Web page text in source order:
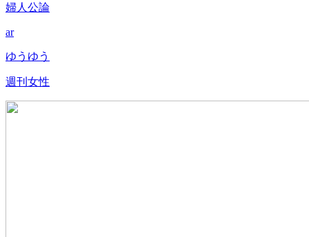
婦人公論
ar
ゆうゆう
週刊女性